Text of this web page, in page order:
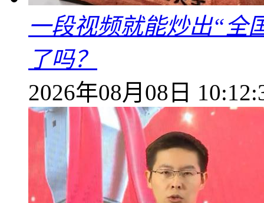
一段视频就能炒出“全
了吗？
2026年08月08日